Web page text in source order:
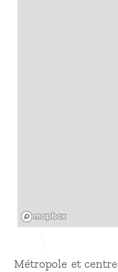
Métropole et